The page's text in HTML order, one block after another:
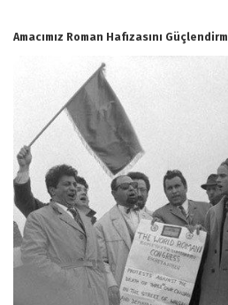
Amacımız Roman Hafızasını Güçlendirm